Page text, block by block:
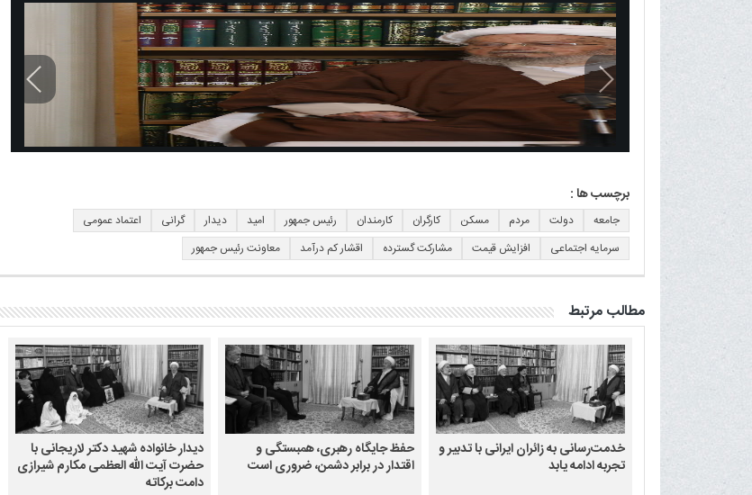
برچسب ها :
جامعه دولت مردم مسکن کارگران کارمندان رئیس جمهور امید دیدار گرانی
اعتماد عمومی
سرمایه اجتماعی
افزایش قیمت مشارکت گسترده اقشار کم درآمد معاونت رئیس جمهور
مطالب مرتبط
خدمت‌رسانی به زائران ایرانی با تدبیر و
تجربه ادامه یابد
حفظ جایگاه رهبری، همبستگی و
اقتدار در برابر دشمن، ضروری است
دیدار خانواده شهید دکتر لاریجانی با
حضرت آیت الله العظمی مکارم شیرازی
دامت برکاته